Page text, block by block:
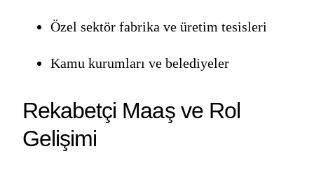
Özel sektör fabrika ve üretim tesisleri
Kamu kurumları ve belediyeler
Rekabetçi Maaş ve Rol
Gelişimi